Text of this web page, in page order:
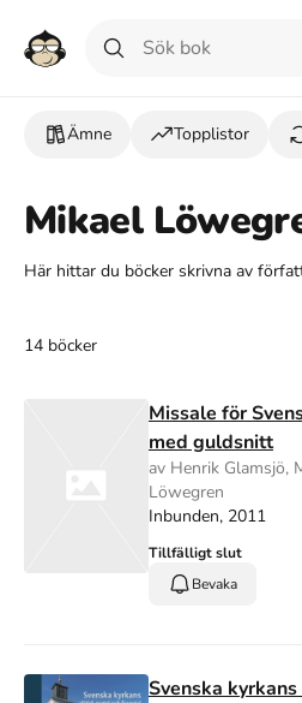
Ämne Topplistor
Mikael
Här hittar du böcker skrivna av
14 böcker
Missale för
med guldsnitt
av Henrik Glamsjö,
Löwegren
Inbunden, 2011
Tillfälligt slut
Bevaka
Svenska